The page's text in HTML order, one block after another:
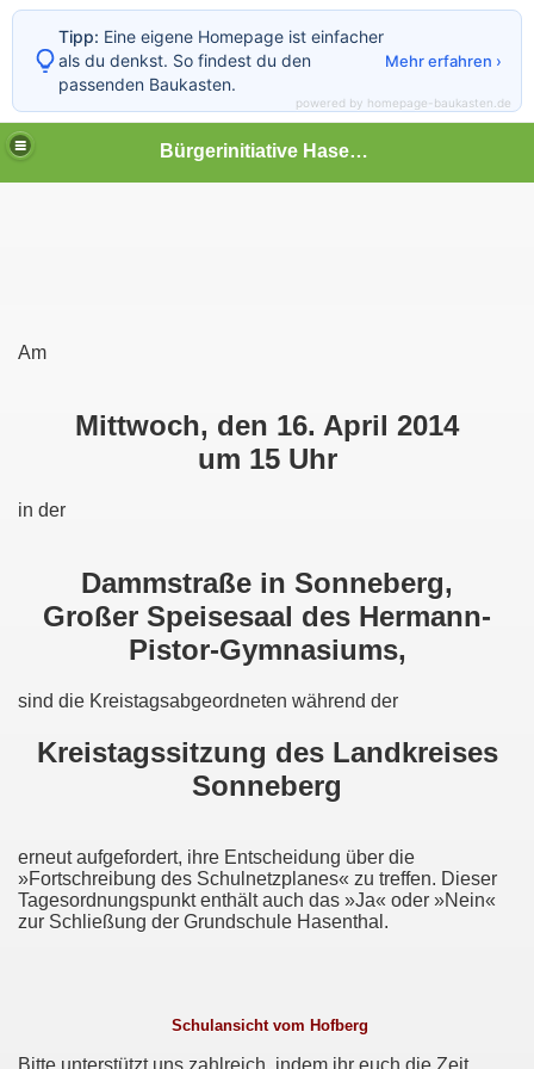
Bürgerinitiative Hasenthal
Am
Mittwoch, den 16. April 2014
um 15 Uhr
in der
Dammstraße in Sonneberg,
Großer Speisesaal des Hermann-
Pistor-Gymnasiums,
sind die Kreistagsabgeordneten während der
Kreistagssitzung des Landkreises
Sonneberg
erneut aufgefordert, ihre Entscheidung über die
»Fortschreibung des Schulnetzplanes« zu treffen. Dieser
Tagesordnungspunkt enthält auch das »Ja« oder »Nein«
zur Schließung der Grundschule Hasenthal.
Schulansicht vom Hofberg
Tipp: Eine eigene Homepage ist einfacher
als du denkst. So findest du den
passenden Baukasten.
Mehr erfahren ›
powered by homepage-baukasten.de